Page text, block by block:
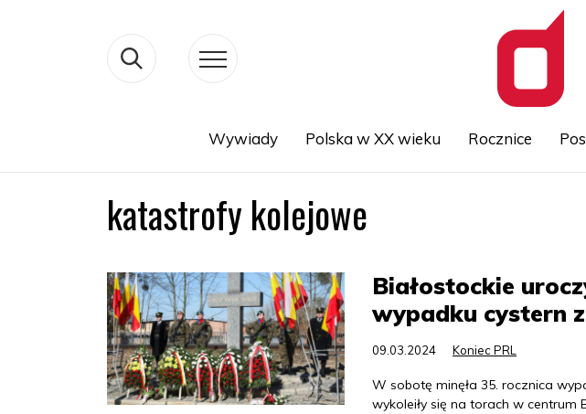
Wywiady Polska w XX wieku Rocznice
katastrofy kolejowe
Białostockie
wypadku cystern
09.03.2024 Koniec PRL
W sobotę minęła 35. rocznica
wykoleiły się na torach w centrum